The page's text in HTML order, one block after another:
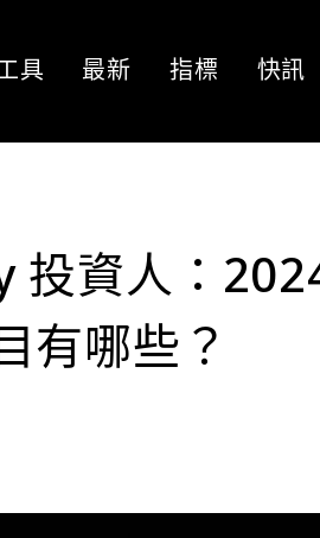
具 最新 指標 快訊
資人：
有哪些？